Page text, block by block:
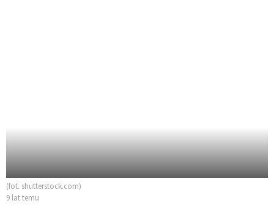
(fot. shutterstock.com)
9 lat temu